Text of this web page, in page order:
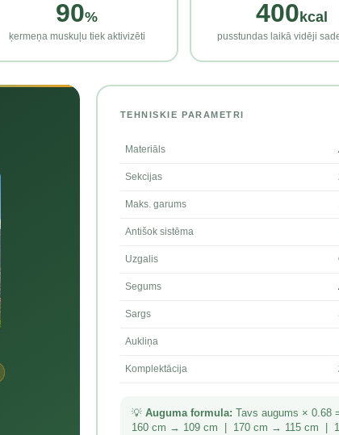
90%
ķermeņa muskuļu tiek aktivizēti
400 kcal
pusstundas laikā vidēji
TEHNISKIE PARAMETRI
Materiāls
Sekcijas
Maks. garums
Antišok sistēma
Uzgalis
Segums
Sargs
Aukliņa
Komplektācija
💡 Auguma formula: Tavs augums × 0.68
160 cm → 109 cm | 170 cm → 115 cm |